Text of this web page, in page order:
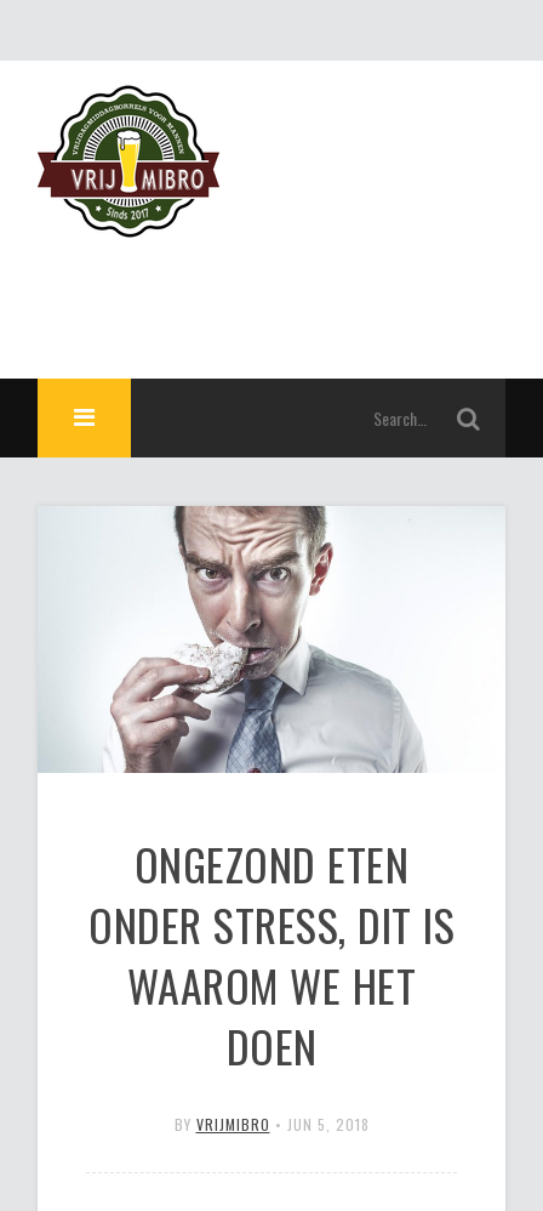
ONGEZOND ETEN
ONDER STRESS, DIT IS
WAAROM WE HET
DOEN
BY VRIJMIBRO • JUN 5, 2018